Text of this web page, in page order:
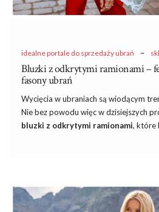
idealne portale do sprzedaży ubrań ~
Bluzki z odkrytymi ramionami –
fasony ubrań
Wycięcia w ubraniach są wiodącym
Nie bez powodu więc w dzisiejszych
bluzki z odkrytymi ramionami, które
ramionami.
Kto powinien je nosić,
oraz jak modnie je stylizować?